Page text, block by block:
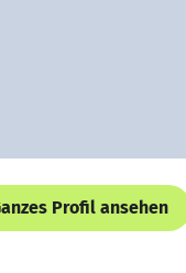
Profil ansehen